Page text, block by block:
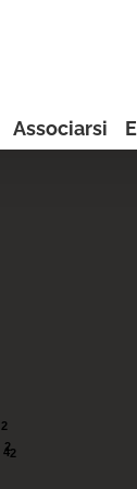
Associarsi
2
42
2